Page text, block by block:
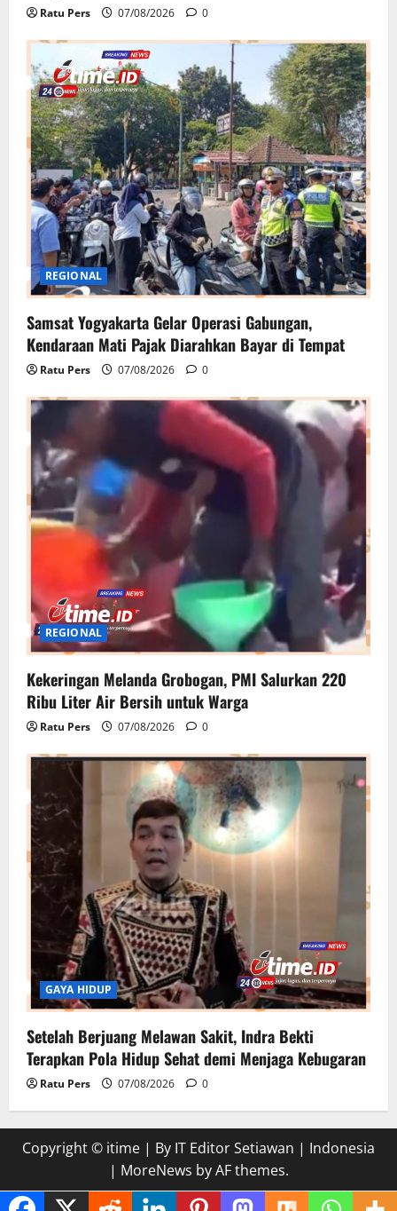
Ratu Pers 07/08/2026 0
REGIONAL
Samsat Yogyakarta Gelar Operasi Gabungan,
Kendaraan Mati Pajak Diarahkan Bayar di Tempat
Ratu Pers 07/08/2026 0
REGIONAL
Kekeringan Melanda Grobogan, PMI Salurkan 220
Ribu Liter Air Bersih untuk Warga
Ratu Pers 07/08/2026 0
GAYA HIDUP
Setelah Berjuang Melawan Sakit, Indra Bekti
Terapkan Pola Hidup Sehat demi Menjaga Kebugaran
Ratu Pers 07/08/2026 0
Copyright © itime | By IT Editor Setiawan | Indonesia
| MoreNews by AF themes.